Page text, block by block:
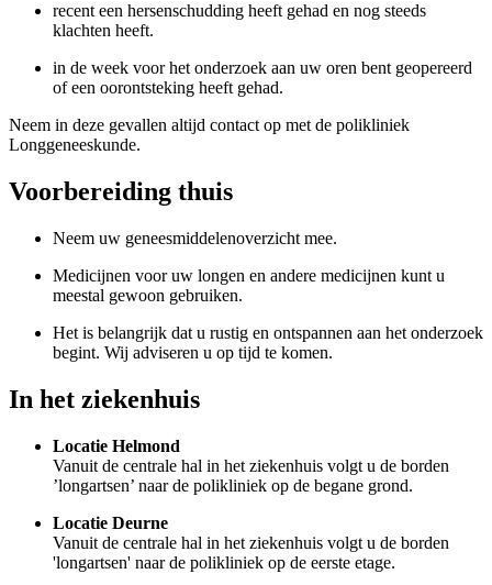
recent een hersenschudding heeft gehad en nog steeds
klachten heeft.
in de week voor het onderzoek aan uw oren bent geopereerd
of een oorontsteking heeft gehad.
Neem in deze gevallen altijd contact op met de polikliniek
Longgeneeskunde.
Voorbereiding thuis
Neem uw geneesmiddelenoverzicht mee.
Medicijnen voor uw longen en andere medicijnen kunt u
meestal gewoon gebruiken.
Het is belangrijk dat u rustig en ontspannen aan het onderzoek
begint. Wij adviseren u op tijd te komen.
In het ziekenhuis
Locatie Helmond
Vanuit de centrale hal in het ziekenhuis volgt u de borden
’longartsen’ naar de polikliniek op de begane grond.
Locatie Deurne
Vanuit de centrale hal in het ziekenhuis volgt u de borden
'longartsen' naar de polikliniek op de eerste etage.